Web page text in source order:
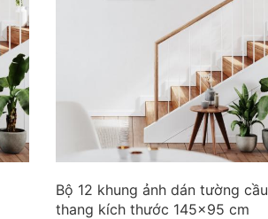
Bộ 12 khung ảnh dán tường cầu
thang kích thước 145x95 cm